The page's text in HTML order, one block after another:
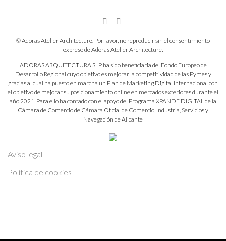
© Adoras Atelier Architecture. Por favor, no reproducir sin el consentimiento
expreso de Adoras Atelier Architecture.
ADORAS ARQUITECTURA SLP ha sido beneficiaria del Fondo Europeo de
Desarrollo Regional cuyo objetivo es mejorar la competitividad de las Pymes y
gracias al cual ha puesto en marcha un Plan de Marketing Digital Internacional con
el objetivo de mejorar su posicionamiento online en mercados exteriores durante el
año 2021. Para ello ha contado con el apoyo del Programa XPANDE DIGITAL de la
Cámara de Comercio de Cámara Oficial de Comercio, Industria, Servicios y
Navegación de Alicante
Aviso legal
Política de cookies